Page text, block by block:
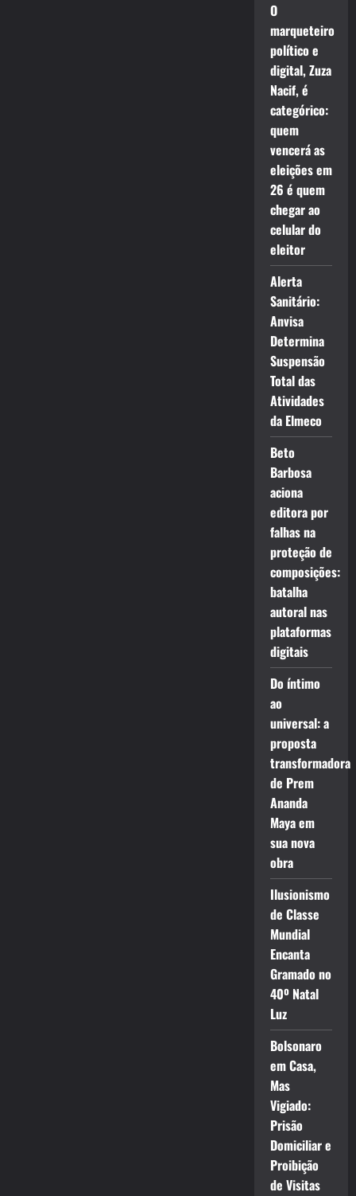
O
marqueteiro
político e
digital, Zuza
Nacif, é
categórico:
quem
vencerá as
eleições em
26 é quem
chegar ao
celular do
eleitor
Alerta
Sanitário:
Anvisa
Determina
Suspensão
Total das
Atividades
da Elmeco
Beto
Barbosa
aciona
editora por
falhas na
proteção de
composições:
batalha
autoral nas
plataformas
digitais
Do íntimo
ao
universal: a
proposta
transformadora
de Prem
Ananda
Maya em
sua nova
obra
Ilusionismo
de Classe
Mundial
Encanta
Gramado no
40º Natal
Luz
Bolsonaro
em Casa,
Mas
Vigiado:
Prisão
Domiciliar e
Proibição
de Visitas